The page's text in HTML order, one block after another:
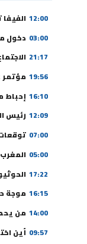
12:00
03:00 دخول ما يفوق
21:17
19:56 مؤتمر
16:10 إحباط
12:09 رئيس
07:00
05:00
17:22
16:15 موجة حر لـ3 أيام
14:00 من
09:57 أين